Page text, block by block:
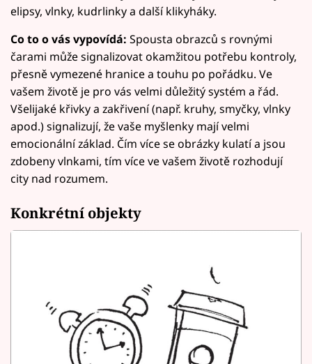
elipsy, vlnky, kudrlinky a další klikyháky.
Co to o vás vypovídá: Spousta obrazců s rovnými
čarami může signalizovat okamžitou potřebu kontroly,
přesně vymezené hranice a touhu po pořádku. Ve
vašem životě je pro vás velmi důležitý systém a řád.
Všelijaké křivky a zakřivení (např. kruhy, smyčky, vlnky
apod.) signalizují, že vaše myšlenky mají velmi
emocionální základ. Čím více se obrázky kulatí a jsou
zdobeny vlnkami, tím více ve vašem životě rozhodují
city nad rozumem.
Konkrétní objekty